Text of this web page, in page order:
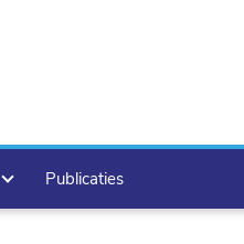
Publicaties